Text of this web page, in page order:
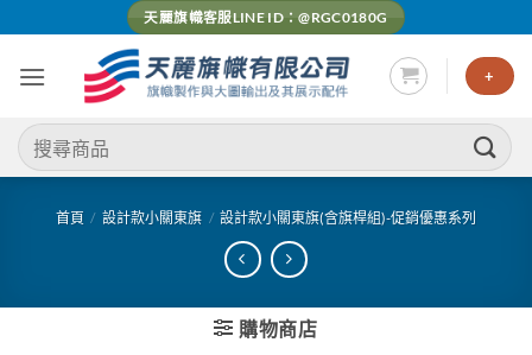
content
天麗旗幟客服LINE ID：@RGC0180G
+
搜
尋
首頁 / 設計款小關東旗 / 設計款小關東旗(含旗桿組)-促銷優惠系列
購物商店